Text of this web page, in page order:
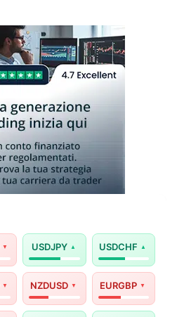
USDJPY USDCHF
NZDUSD EURGBP